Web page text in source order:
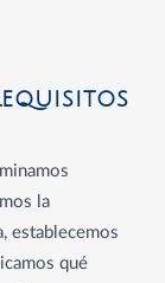
la
establecemos
qué